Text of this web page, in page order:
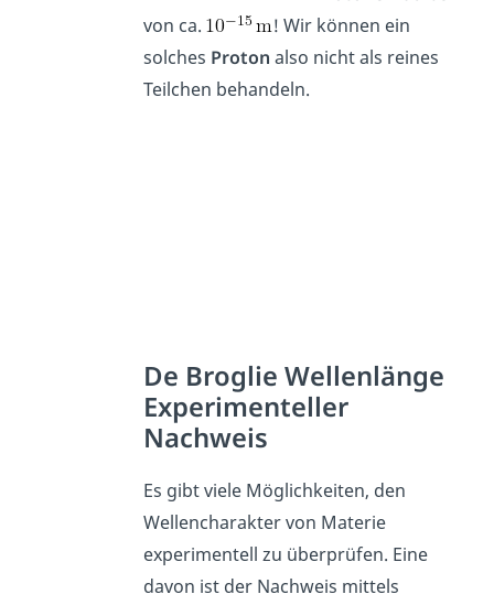
von ca.
! Wir können ein
solches Proton also nicht als reines
Teilchen behandeln.
De Broglie Wellenlänge
Experimenteller
Nachweis
Es gibt viele Möglichkeiten, den
Wellencharakter von Materie
experimentell zu überprüfen. Eine
davon ist der Nachweis mittels